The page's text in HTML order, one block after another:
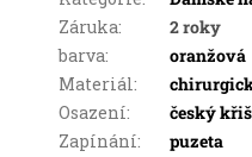
Záruka:
2 roky
barva:
oranžová
Materiál:
Osazení:
český
Zapínání:
puzeta